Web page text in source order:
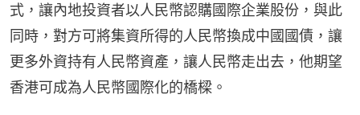
式，讓內地投資者以人民幣認購國際企業股份，與此
同時，對方可將集資所得的人民幣換成中國國債，讓
更多外資持有人民幣資產，讓人民幣走出去，他期望
香港可成為人民幣國際化的橋樑。